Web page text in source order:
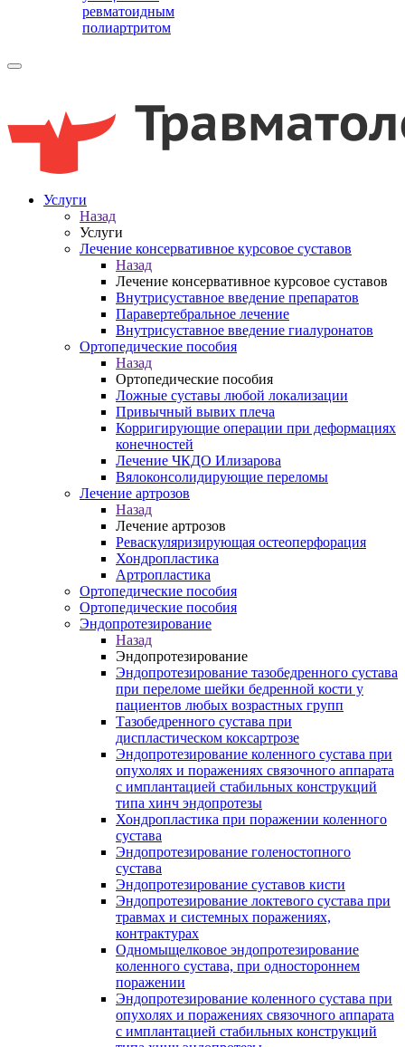
ревматоидным
полиартритом
Услуги
Назад
Услуги
Лечение консервативное курсовое суставов
Назад
Лечение консервативное курсовое суставов
Внутрисуставное введение препаратов
Паравертебральное лечение
Внутрисуставное введение гиалуронатов
Ортопедические пособия
Назад
Ортопедические пособия
Ложные суставы любой локализации
Привычный вывих плеча
Корригирующие операции при деформациях
конечностей
Лечение ЧКДО Илизарова
Вялоконсолидирующие переломы
Лечение артрозов
Назад
Лечение артрозов
Реваскуляризирующая остеоперфорация
Хондропластика
Артропластика
Ортопедические пособия
Ортопедические пособия
Эндопротезирование
Назад
Эндопротезирование
Эндопротезирование тазобедренного сустава
при переломе шейки бедренной кости у
пациентов любых возрастных групп
Тазобедренного сустава при
диспластическом коксартрозе
Эндопротезирование коленного сустава при
опухолях и поражениях связочного аппарата
с имплантацией стабильных конструкций
типа хинч эндопротезы
Хондропластика при поражении коленного
сустава
Эндопротезирование голеностопного
сустава
Эндопротезирование суставов кисти
Эндопротезирование локтевого сустава при
травмах и системных поражениях,
контрактурах
Одномыщелковое эндопротезирование
коленного сустава, при одностороннем
поражении
Эндопротезирование коленного сустава при
опухолях и поражениях связочного аппарата
с имплантацией стабильных конструкций